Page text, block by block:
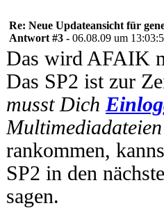
Re: Neue Updateansicht für
Antwort #3 - 06.08.09 um
Das wird AFAIK
Das SP2 ist zur
musst Dich
rankommen,
SP2 in den
sagen.